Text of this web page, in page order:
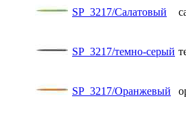
SP_3217/Салатовый
SP_3217/темно-серый
SP_3217/Оранжевый